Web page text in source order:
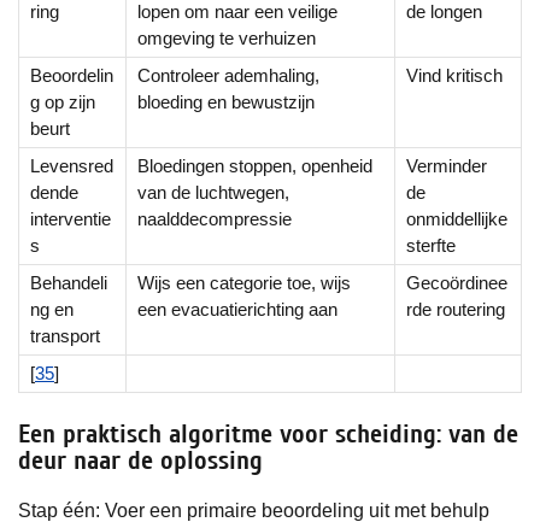
ring
lopen om naar een veilige
omgeving te verhuizen
de longen
Beoordelin
g op zijn
beurt
Controleer ademhaling,
bloeding en bewustzijn
Vind kritisch
Levensred
dende
interventie
s
Bloedingen stoppen, openheid
van de luchtwegen,
naalddecompressie
Verminder
de
onmiddellijke
sterfte
Behandeli
ng en
transport
Wijs een categorie toe, wijs
een evacuatierichting aan
Gecoördinee
rde routering
[35]
Een praktisch algoritme voor scheiding: van de
deur naar de oplossing
Stap één: Voer een primaire beoordeling uit met behulp